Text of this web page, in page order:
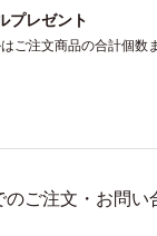
プレゼント
ご注文商品の合計個数
のご注文・お問い